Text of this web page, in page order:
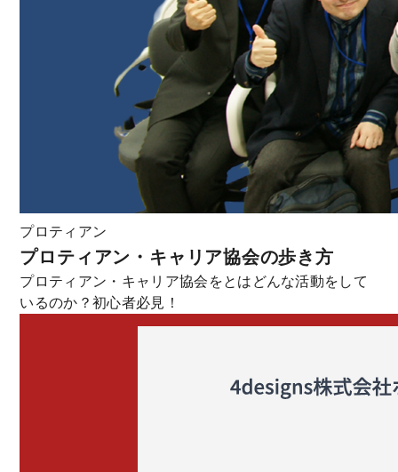
プロティアン
プロティアン・キャリア協会の歩き方
プロティアン・キャリア協会をとはどんな活動をして
いるのか？初心者必見！